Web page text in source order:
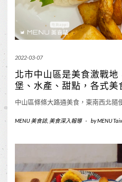
2022-03-07
北市中山區是美食激戰
堡、水產、甜點，各式美
中山區條條大路通美食，東南西北隨
MENU 美食誌, 美食深入報導 - byMENU